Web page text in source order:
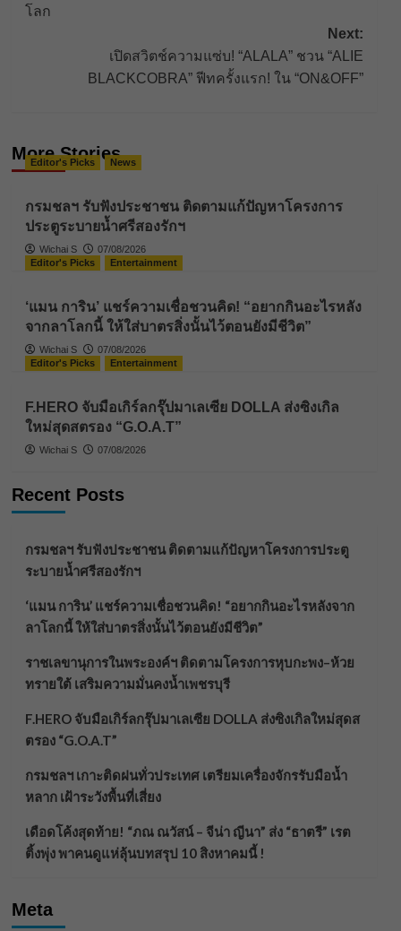
โลก
Next:
เปิดสวิตช์ความแซ่บ! “ALALA” ชวน “ALIE
BLACKCOBRA” ฟีทครั้งแรก! ใน “ON&OFF”
More Stories
Editor's Picks News
กรมชลฯ รับฟังประชาชน ติดตามแก้ปัญหาโครงการ
ประตูระบายน้ำศรีสองรักฯ
Wichai S
07/08/2026
Editor's Picks
Entertainment
‘แมน การิน’ แชร์ความเชื่อชวนคิด! “อยากกินอะไรหลัง
จากลาโลกนี้ ให้ใส่บาตรสิ่งนั้นไว้ตอนยังมีชีวิต”
Wichai S
07/08/2026
Editor's Picks
Entertainment
F.HERO จับมือเกิร์ลกรุ๊ปมาเลเซีย DOLLA ส่งซิงเกิล
ใหม่สุดสตรอง “G.O.A.T”
Wichai S 07/08/2026
Recent Posts
กรมชลฯ รับฟังประชาชน ติดตามแก้ปัญหาโครงการประตู
ระบายน้ำศรีสองรักฯ
‘แมน การิน’ แชร์ความเชื่อชวนคิด! “อยากกินอะไรหลังจาก
ลาโลกนี้ ให้ใส่บาตรสิ่งนั้นไว้ตอนยังมีชีวิต”
ราชเลขานุการในพระองค์ฯ ติดตามโครงการหุบกะพง–ห้วย
ทรายใต้ เสริมความมั่นคงน้ำเพชรบุรี
F.HERO จับมือเกิร์ลกรุ๊ปมาเลเซีย DOLLA ส่งซิงเกิลใหม่สุดส
ตรอง “G.O.A.T”
กรมชลฯ เกาะติดฝนทั่วประเทศ เตรียมเครื่องจักรรับมือน้ำ
หลาก เฝ้าระวังพื้นที่เสี่ยง
เดือดโค้งสุดท้าย! “ภณ ณวัสน์ – จีน่า ญีนา” ส่ง “ธาตรี” เรต
ติ้งพุ่ง พาคนดูแห่ลุ้นบทสรุป 10 สิงหาคมนี้ !
Meta